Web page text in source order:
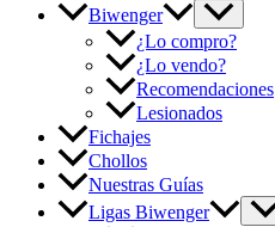
Biwenger
¿Lo compro?
¿Lo vendo?
Recomendaciones
Lesionados
Fichajes
Chollos
Nuestras Guías
Ligas Biwenger